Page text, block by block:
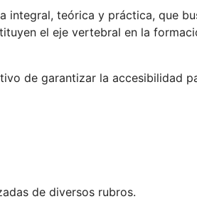
integral, teórica y práctica, que
el eje vertebral en la
de garantizar la accesibilidad
de diversos rubros.